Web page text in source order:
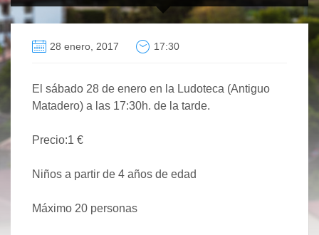
28 enero, 2017 17:30
El sábado 28 de enero en la Ludoteca (Antiguo
Matadero) a las 17:30h. de la tarde.
Precio:1 €
Niños a partir de 4 años de edad
Máximo 20 personas